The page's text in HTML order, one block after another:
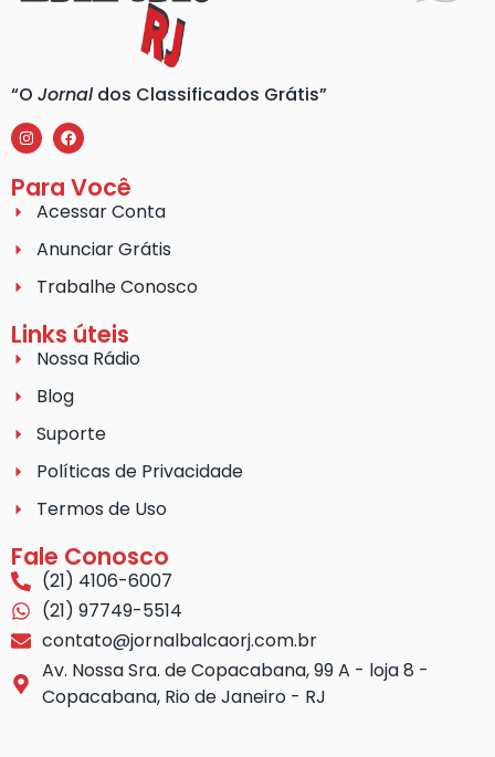
“O Jornaldos Classificados Grátis”
Para Você
Acessar Conta
Anunciar Grátis
Trabalhe Conosco
Links úteis
Nossa Rádio
Blog
Suporte
Políticas de Privacidade
Termos de Uso
Fale Conosco
(21) 4106-6007
(21) 97749-5514
contato@jornalbalcaorj.com.br
Av. Nossa Sra. de Copacabana, 99 A - loja 8 -
Copacabana, Rio de Janeiro - RJ